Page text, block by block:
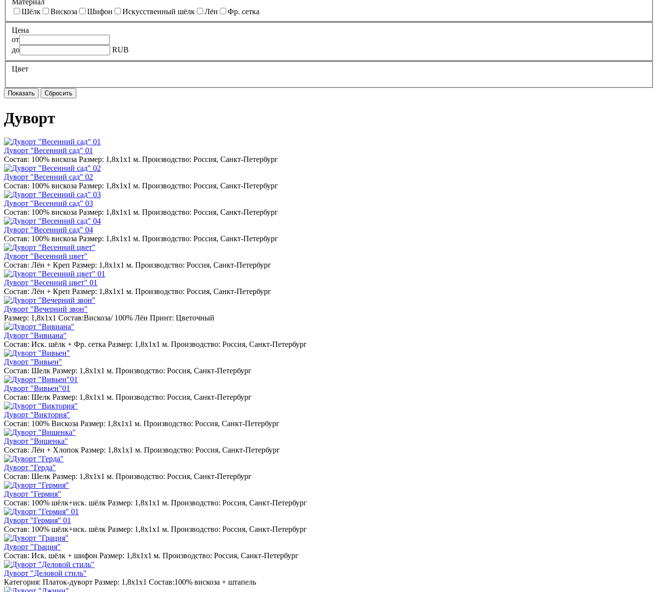
Материал
Шёлк
Вискоза Шифон Искусственный шёлк Лён Фр. сетка
Цена
от
до
RUB
Цвет
Дуворт
Дуворт "Весенний сад" 01
Состав: 100% вискоза Размер: 1,8х1х1 м. Производство: Россия, Санкт-Петербург
Дуворт "Весенний сад" 02
Состав: 100% вискоза Размер: 1,8х1х1 м. Производство: Россия, Санкт-Петербург
Дуворт "Весенний сад" 03
Состав: 100% вискоза Размер: 1,8х1х1 м. Производство: Россия, Санкт-Петербург
Дуворт "Весенний сад" 04
Состав: 100% вискоза Размер: 1,8х1х1 м. Производство: Россия, Санкт-Петербург
Дуворт "Весенний цвет"
Состав: Лён + Креп Размер: 1,8х1х1 м. Производство: Россия, Санкт-Петербург
Дуворт "Весенний цвет" 01
Состав: Лён + Креп Размер: 1,8х1х1 м. Производство: Россия, Санкт-Петербург
Дуворт "Вечерний звон"
Размер: 1,8х1х1 Состав:Вискоза/ 100% Лён Принт: Цветочный
Дуворт "Вивиана"
Состав: Иск. шёлк + Фр. сетка Размер: 1,8х1х1 м. Производство: Россия, Санкт-Петербург
Дуворт "Вивьен"
Состав: Шелк Размер: 1,8х1х1 м. Производство: Россия, Санкт-Петербург
Дуворт "Вивьен"01
Состав: Шелк Размер: 1,8х1х1 м. Производство: Россия, Санкт-Петербург
Дуворт "Виктория"
Состав: 100% Вискоза Размер: 1,8х1х1 м. Производство: Россия, Санкт-Петербург
Дуворт "Вишенка"
Состав: Лён + Хлопок Размер: 1,8х1х1 м. Производство: Россия, Санкт-Петербург
Дуворт "Герда"
Состав: Шелк Размер: 1,8х1х1 м. Производство: Россия, Санкт-Петербург
Дуворт "Гермия"
Состав: 100% шёлк+иск. шёлк Размер: 1,8х1х1 м. Производство: Россия, Санкт-Петербург
Дуворт "Гермия" 01
Состав: 100% шёлк+иск. шёлк Размер: 1,8х1х1 м. Производство: Россия, Санкт-Петербург
Дуворт "Грация"
Состав: Иск. шёлк + шифон Размер: 1,8х1х1 м. Производство: Россия, Санкт-Петербург
Дуворт "Деловой стиль"
Категория: Платок-дуворт Размер: 1,8х1х1 Состав:100% вискоза + штапель